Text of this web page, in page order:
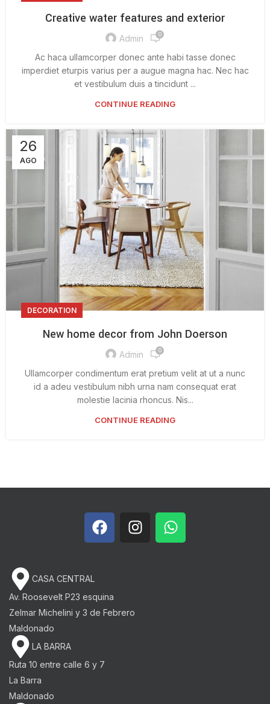
Creative water features and exterior
Admin 0
Ac haca ullamcorper donec ante habi tasse donec
imperdiet eturpis varius per a augue magna hac. Nec hac
et vestibulum duis a tincidunt ...
CONTINUE READING
26
AGO
DECORATION
New home decor from John Doerson
Admin 0
Ullamcorper condimentum erat pretium velit at ut a nunc
id a adeu vestibulum nibh urna nam consequat erat
molestie lacinia rhoncus. Nis...
CONTINUE READING
CASA CENTRAL
Av. Roosevelt P23 esquina
Zelmar Michelini y 3 de Febrero​
Maldonado
LA BARRA
Ruta 10 entre calle 6 y 7
La Barra
Maldonado